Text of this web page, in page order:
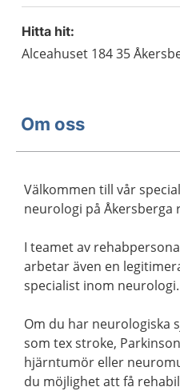
Hitta hit:
Alceahuset 184 35
Om oss
Välkommen till vår
neurologi på Åkersberga
I teamet av
arbetar även en
specialist inom neurologi.
Om du har neurologiska
som tex stroke,
hjärntumör eller
du möjlighet att få